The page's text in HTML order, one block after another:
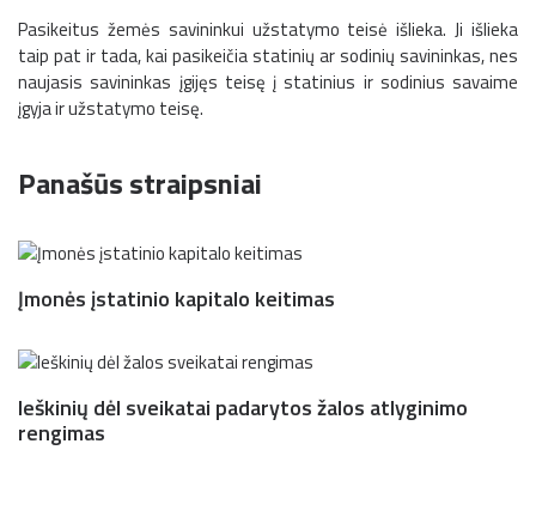
Pasikeitus žemės savininkui užstatymo teisė išlieka. Ji išlieka
taip pat ir tada, kai pasikeičia statinių ar sodinių savininkas, nes
naujasis savininkas įgijęs teisę į statinius ir sodinius savaime
įgyja ir užstatymo teisę.
Panašūs straipsniai
Įmonės įstatinio kapitalo keitimas
Ieškinių dėl sveikatai padarytos žalos atlyginimo
rengimas